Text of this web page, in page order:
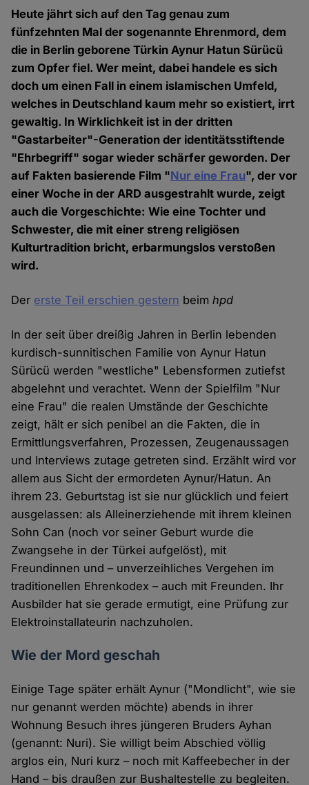
Heute jährt sich auf den Tag genau zum
fünfzehnten Mal der sogenannte Ehrenmord, dem
die in Berlin geborene Türkin Aynur Hatun Sürücü
zum Opfer fiel. Wer meint, dabei handele es sich
doch um einen Fall in einem islamischen Umfeld,
welches in Deutschland kaum mehr so existiert, irrt
gewaltig. In Wirklichkeit ist in der dritten
"Gastarbeiter"-Generation der identitätsstiftende
"Ehrbegriff" sogar wieder schärfer geworden. Der
auf Fakten basierende Film "Nur eine Frau", der vor
einer Woche in der ARD ausgestrahlt wurde, zeigt
auch die Vorgeschichte: Wie eine Tochter und
Schwester, die mit einer streng religiösen
Kulturtradition bricht, erbarmungslos verstoßen
wird.
Der erste Teil erschien gestern beimhpd
In der seit über dreißig Jahren in Berlin lebenden
kurdisch-sunnitischen Familie von Aynur Hatun
Sürücü werden "westliche" Lebensformen zutiefst
abgelehnt und verachtet. Wenn der Spielfilm "Nur
eine Frau" die realen Umstände der Geschichte
zeigt, hält er sich penibel an die Fakten, die in
Ermittlungsverfahren, Prozessen, Zeugenaussagen
und Interviews zutage getreten sind. Erzählt wird vor
allem aus Sicht der ermordeten Aynur/Hatun. An
ihrem 23. Geburtstag ist sie nur glücklich und feiert
ausgelassen: als Alleinerziehende mit ihrem kleinen
Sohn Can (noch vor seiner Geburt wurde die
Zwangsehe in der Türkei aufgelöst), mit
Freundinnen und – unverzeihliches Vergehen im
traditionellen Ehrenkodex – auch mit Freunden. Ihr
Ausbilder hat sie gerade ermutigt, eine Prüfung zur
Elektroinstallateurin nachzuholen.
Wie der Mord geschah
Einige Tage später erhält Aynur ("Mondlicht", wie sie
nur genannt werden möchte) abends in ihrer
Wohnung Besuch ihres jüngeren Bruders Ayhan
(genannt: Nuri). Sie willigt beim Abschied völlig
arglos ein, Nuri kurz – noch mit Kaffeebecher in der
Hand – bis draußen zur Bushaltestelle zu begleiten.